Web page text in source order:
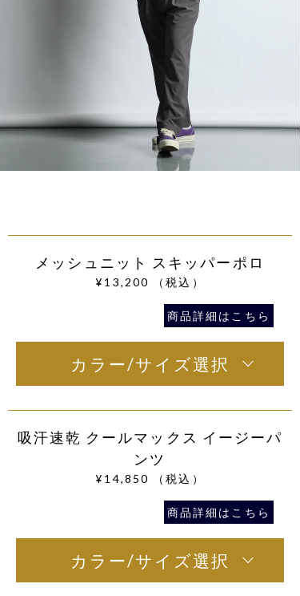
メッシュニット スキッパーポロ
¥13,200 （税込）
商品詳細はこちら
カラー/サイズ選択
吸汗速乾 クールマックス イージーパ
ンツ
¥14,850 （税込）
商品詳細はこちら
カラー/サイズ選択